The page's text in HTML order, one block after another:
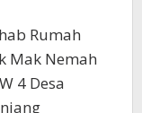
Rumah
Mak Nemah
4 Desa